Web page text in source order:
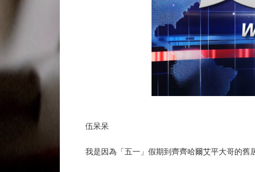
伍呆呆
我是因為「五一」假期到齊齊哈爾艾平大哥的舊居